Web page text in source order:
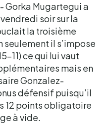
Gorka Mugartegui a
soir sur la
la troisième
seulement il s’impose
11) ce qui lui vaut
mais en
Gonzalez-
défensif puisqu’il
12 points obligatoire
à vide.